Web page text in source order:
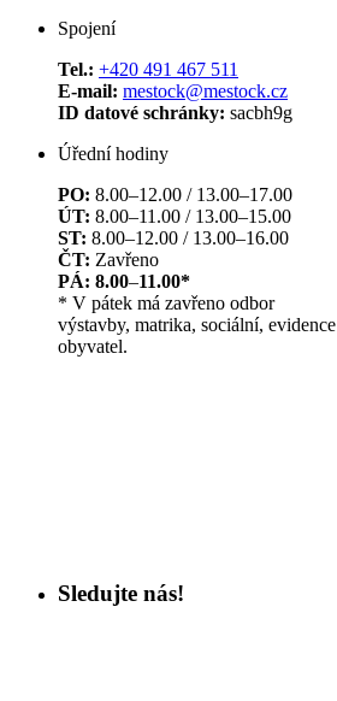
Spojení
Tel.: +420 491 467 511
E-mail: mestock@mestock.cz
ID datové schránky: sacbh9g
Úřední hodiny
PO: 8.00–12.00 / 13.00–17.00
ÚT: 8.00–11.00 / 13.00–15.00
ST: 8.00–12.00 / 13.00–16.00
ČT: Zavřeno
PÁ: 8.00–11.00*
* V pátek má zavřeno odbor
výstavby, matrika, sociální, evidence
obyvatel.
Sledujte nás!